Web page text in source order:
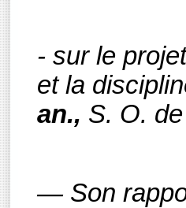
- sur le
et la
an., S. O. de
— Son